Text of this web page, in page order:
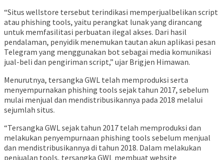
“Situs wellstore tersebut terindikasi memperjualbelikan script
atau phishing tools, yaitu perangkat lunak yang dirancang
untuk memfasilitasi perbuatan ilegal akses. Dari hasil
pendalaman, penyidik menemukan tautan akun aplikasi pesan
Telegram yang menggunakan bot sebagai media komunikasi
jual-beli dan pengiriman script,” ujar Brigjen Himawan.
Menurutnya, tersangka GWL telah memproduksi serta
menyempurnakan phishing tools sejak tahun 2017, sebelum
mulai menjual dan mendistribusikannya pada 2018 melalui
sejumlah situs.
“Tersangka GWL sejak tahun 2017 telah memproduksi dan
melakukan penyempurnaan phishing tools sebelum menjual
dan mendistribusikannya di tahun 2018. Dalam melakukan
penjualan tools, tersangka GWL membuat website